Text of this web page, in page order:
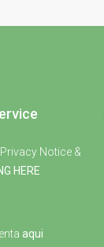
Notice &
HERE
aqui